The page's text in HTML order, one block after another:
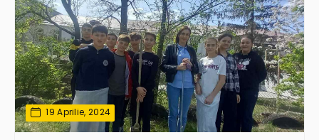
19 Aprilie, 2024